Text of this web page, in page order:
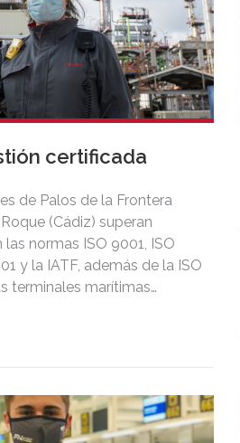
certificada
de Palos de la Frontera
(Cádiz) superan
normas ISO 9001, ISO
y la IATF, además de la ISO
terminales marítimas